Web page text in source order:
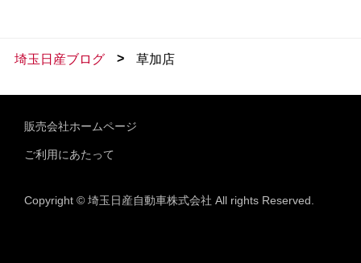
埼玉日産ブログ > 草加店
販売会社ホームページ
ご利用にあたって
Copyright © 埼玉日産自動車株式会社 All rights Reserved.